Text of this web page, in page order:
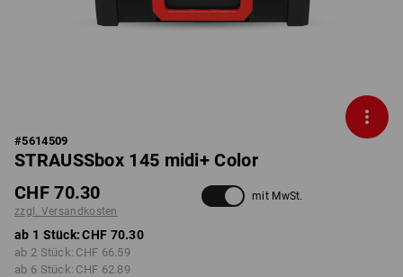
#5614509
STRAUSSbox 145 midi+ Color
CHF 70.30
zzgl. Versandkosten
mit MwSt.
ab 1 Stück: CHF 70.30
ab 2 Stück: CHF 66.59
ab 6 Stück: CHF 62.89